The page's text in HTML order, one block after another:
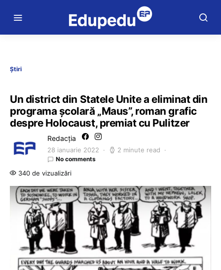
Știri
Un district din Statele Unite a eliminat din
programa școlară „Maus”, roman grafic
despre Holocaust, premiat cu Pulitzer
Redacția
28 ianuarie 2022 2 minute read
No comments
340 de vizualizări